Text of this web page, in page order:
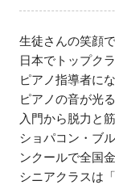
生徒さんの笑顔
日本でトップク
ピアノ指導者に
ピアノの音が光
入門から脱力と
ショパコン・ブ
ンクールで全国
シニアクラスは